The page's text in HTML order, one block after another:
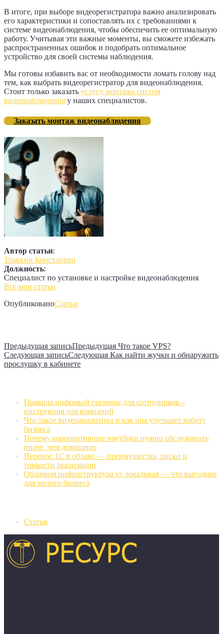
В итоге, при выборе видеорегистратора важно анализировать
его характеристики и сопоставлять их с требованиями к
системе видеонаблюдения, чтобы обеспечить ее оптимальную
работу. Учитывая эти важные моменты, вы сможете избежать
распространенных ошибок и подобрать оптимальное
устройство для своей системы наблюдения.
Мы готовы избавить вас от необходимости ломать голову над
тем, как выбрать видеорегистратор для видеонаблюдения.
Стоит только заказать услугу монтажа систем
видеонаблюдения у наших специалистов.
Заказать монтаж видеонаблюдения
Автор статьи:
Травкин Константин
Должность:
Специалист по установке и настройке видеонаблюдения
Все мои статьи
ОпубликованоСтатьи
Предыдущая записьПредыдущая Что такое VPS?
Следующая записьСледующая Как найти жучки и обнаружить
прослушку в кабинете
Правила цифровой гигиены для сотрудников –
инструкция для компаний
Что такое видеоаналитика и как она улучшает работу
бизнеса
Почему корпоративные ноутбуки нужно обслуживать
иначе, чем домашние
Перенос 1С в облако — преимущества, риски и
тонкости реализации
Облачная инфраструктура vs локальная — что выгоднее
для малого бизнеса
Статьи